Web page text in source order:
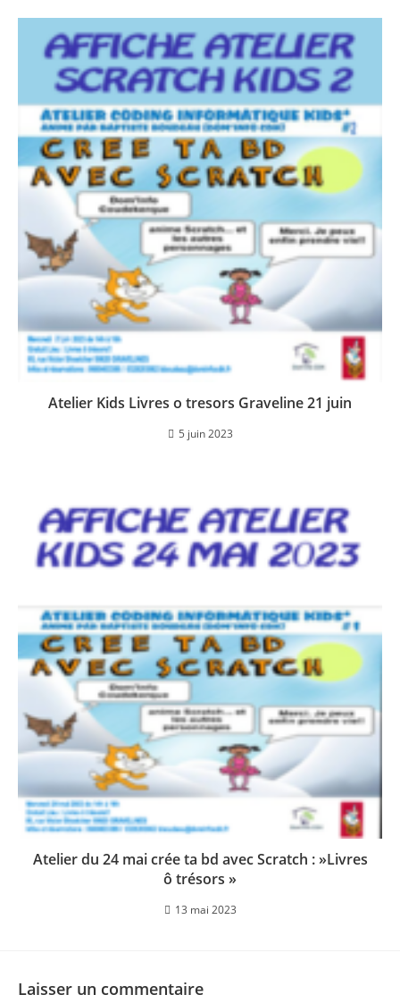
Atelier Kids Livres o tresors Graveline 21 juin
5 juin 2023
Atelier du 24 mai crée ta bd avec Scratch : »Livres
ô trésors »
13 mai 2023
Laisser un commentaire